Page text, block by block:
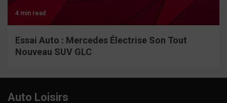
4 min read
Essai Auto : Mercedes Électrise Son Tout
Nouveau SUV GLC
Auto Loisirs